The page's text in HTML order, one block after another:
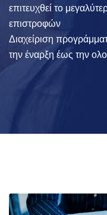
επιτευχθεί το
επιστροφών
Διαχείριση
την έναρξη έως την